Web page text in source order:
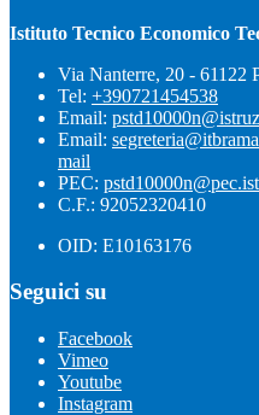
Istituto Tecnico Economico
Via Nanterre, 20 - 61122
Tel: +390721454538
Email:
Email:
mail
PEC:
C.F.: 92052320410
OID: E10163176
Seguici su
Facebook
Vimeo
Youtube
Instagram